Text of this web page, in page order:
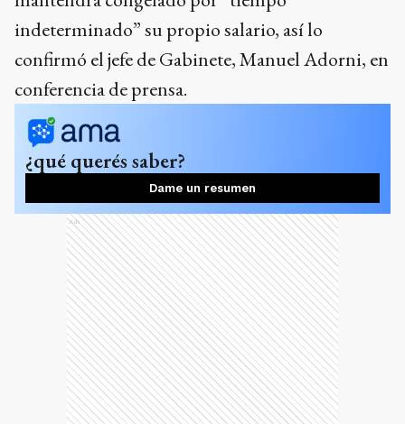
indeterminado” su propio salario, así lo
confirmó el jefe de Gabinete, Manuel Adorni, en
conferencia de prensa.
¿qué querés saber?
Dame un resumen
Ads